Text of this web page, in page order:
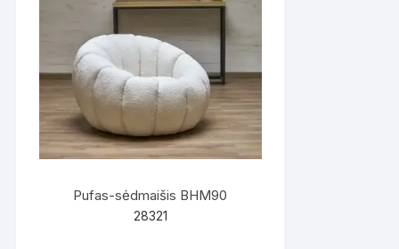
Pufas-sėdmaišis BHM90
28321